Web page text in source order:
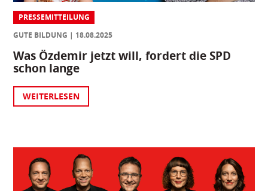
PRESSEMITTEILUNG
GUTE BILDUNG
18.08.2025
Was Özdemir jetzt will, fordert die SPD
schon lange
WEITERLESEN